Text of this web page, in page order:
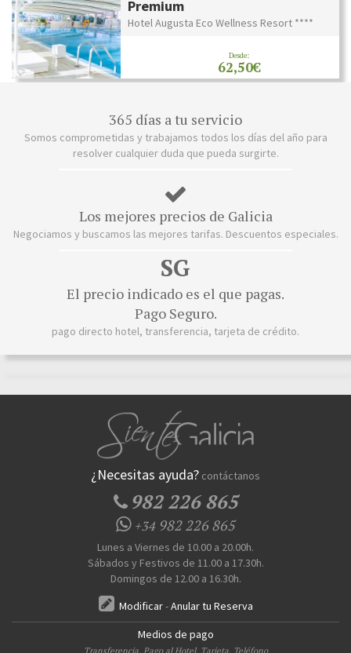
Premium
Hotel Augusta Eco Wellness Resort ****
Desde:
62,50€
365 días a tu servicio
Somos comprometidas y trabajamos todos los días del año para
resolver cualquier duda que pueda surgirte.
Los mejores precios de Galicia
Negociamos y buscamos las mejores tarifas. Descuentos especiales.
SG
El precio indicado es el que pagas.
Pago Seguro.
pago directo hotel, transferencia, tarjeta de crédito.
¿Necesitas ayuda? contáctanos
982 226 865
+34982 226 865
Lunes a Viernes de 10.00 a 20.00h.
Sábados y Festivos de 11.00 a 17.30h.
Domingos de 12.00 a 16.30h.
Modificar-Anular tu Reserva
Medios de pago
Transferencia, Pago al Hotel, Tarjeta, Teléfono